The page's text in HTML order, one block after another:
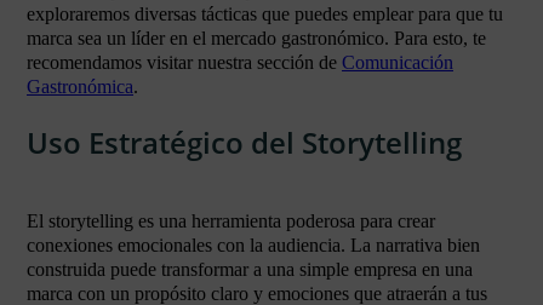
exploraremos diversas tácticas que puedes emplear para que tu
marca sea un líder en el mercado gastronómico. Para esto, te
recomendamos visitar nuestra sección de Comunicación
Gastronómica.
Uso Estratégico del Storytelling
El storytelling es una herramienta poderosa para crear
conexiones emocionales con la audiencia. La narrativa bien
construida puede transformar a una simple empresa en una
marca con un propósito claro y emociones que atraerán a tus